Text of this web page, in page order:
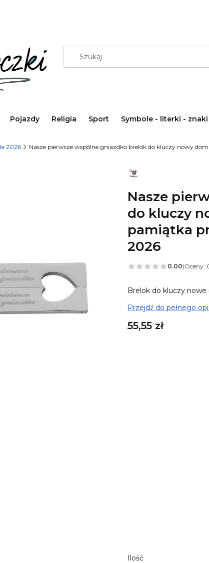
Pojazdy Religia Sport Symbole - literki - znaki
2026 Nasze pierwsze wspólne gniazdko brelok do kluczy nowy
Nasze
do kluczy
pamiątka
2026
0.00(Oceny:
Brelok do kluczy
Przejdź do pełnego
Cena
55,55 zł
Wpisz 2 kolory
Ilość